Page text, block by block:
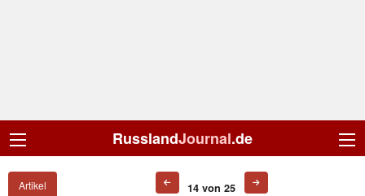
RusslandJournal.de
Artikel 14 von 25